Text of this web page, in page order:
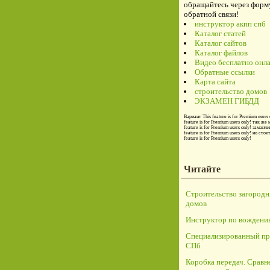
обращайтесь через
обратной связи!
инструктор акпп спб
Каталог статей
Каталог сайтов
Каталог файлов
Видео бесплатно
Обратные ссылки
Карта сайта
строительство домов
ЭКЗАМЕН ГИБДД
Вариант This feature is for Premium users
feature is for Premium users only! так же
feature is for Premium users only!
feature is for Premium users only! но
feature is for Premium users only!
Читайте
Строительство
домов
Инструктор по
Специализированный
СПб
Коробка передач.